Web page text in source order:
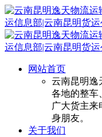
网站首页
云南昆明逸
各地的整车
广大货主来
身朋友。
关于我们